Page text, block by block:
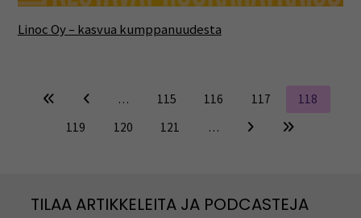
Linoc Oy – kasvua kumppanuudesta
… 115 116 117
118
119
120 121 …
TILAA ARTIKKELEITA JA PODCASTEJA